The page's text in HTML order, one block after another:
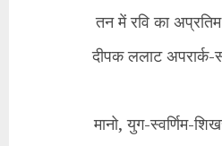
तन में रवि का
दीपक ललाट
मानो, युग-स्वर्णिम-